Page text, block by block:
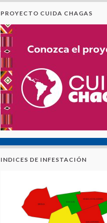
PROYECTO CUIDA CHAGAS
INDICES DE INFESTACIÓN